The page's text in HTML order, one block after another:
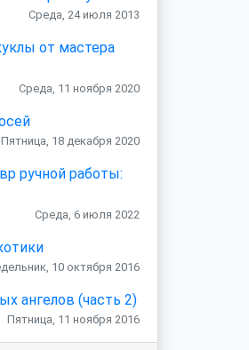
Среда, 24 июля 2013
от мастера
Среда, 11 ноября 2020
Пятница, 18 декабря 2020
ручной работы:
Среда, 6 июля 2022
10 октября 2016
ангелов (часть 2)
Пятница, 11 ноября 2016